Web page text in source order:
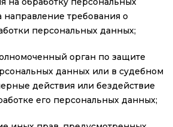
направление требования о
персональных данных;
орган по защите
данных или в судебном
действия или бездействие
его персональных данных;